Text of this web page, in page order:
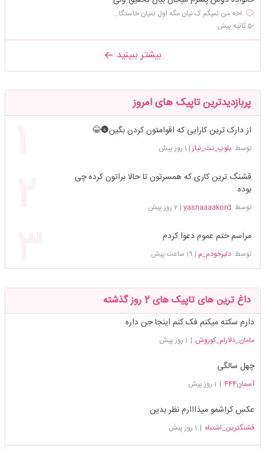
اخه من نمیگم ک نیان مگه اول نمیان خاستگا...
-5 ثانیه پیش
بیشتر ببینید
پربازدیدترین تاپیک های امروز
از دارک ترین کارایی که اقوامتون کردن بگین🌚😂
توسطبلوپ_نت_نیاز | 1 روز پیش
قشنگ ترین کاری که همسرتون تا حالا براتون کرده چی
بوده
توسط yasnaaaakord
| 2 روز پیش
مراسم ختم عموم دعوا کردم
توسطدلبرخودم_م | 19 ساعت پیش
داغ ترین های تاپیک های 2 روز گذشته
دارم سکته میکنم فک کنم اینجا جن داره
مامان_دلارام_کوروش | 1 روز پیش
چهل سالگی
آسمان444 | 1 روز پیش
عکس کراشمو میذااارم نظر بدین
قشنگترین_اشتباه | 1 روز پیش